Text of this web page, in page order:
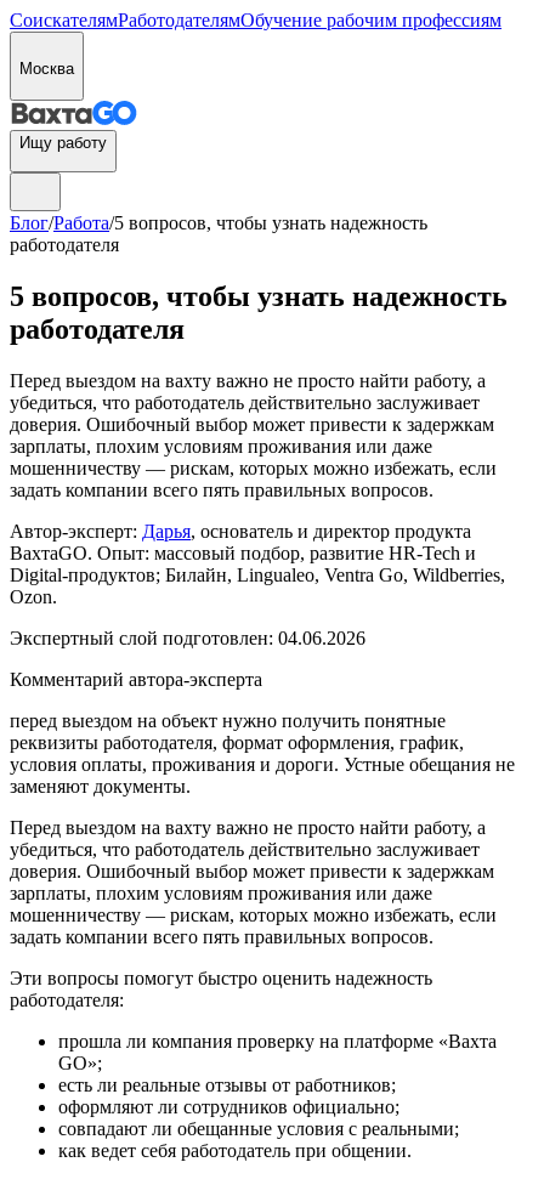
СоискателямРаботодателямОбучение рабочим профессиям
Москва
Ищу работу
Блог/Работа/5 вопросов, чтобы узнать надежность
работодателя
5 вопросов, чтобы узнать надежность
работодателя
Перед выездом на вахту важно не просто найти работу, а
убедиться, что работодатель действительно заслуживает
доверия. Ошибочный выбор может привести к задержкам
зарплаты, плохим условиям проживания или даже
мошенничеству — рискам, которых можно избежать, если
задать компании всего пять правильных вопросов.
Автор-эксперт: Дарья, основатель и директор продукта
ВахтаGO. Опыт: массовый подбор, развитие HR-Tech и
Digital-продуктов; Билайн, Lingualeo, Ventra Go, Wildberries,
Ozon.
Экспертный слой подготовлен: 04.06.2026
Комментарий автора-эксперта
перед выездом на объект нужно получить понятные
реквизиты работодателя, формат оформления, график,
условия оплаты, проживания и дороги. Устные обещания не
заменяют документы.
Перед выездом на вахту важно не просто найти работу, а
убедиться, что работодатель действительно заслуживает
доверия. Ошибочный выбор может привести к задержкам
зарплаты, плохим условиям проживания или даже
мошенничеству — рискам, которых можно избежать, если
задать компании всего пять правильных вопросов.
Эти вопросы помогут быстро оценить надежность
работодателя:
прошла ли компания проверку на платформе «Вахта
GO»;
есть ли реальные отзывы от работников;
оформляют ли сотрудников официально;
совпадают ли обещанные условия с реальными;
как ведет себя работодатель при общении.